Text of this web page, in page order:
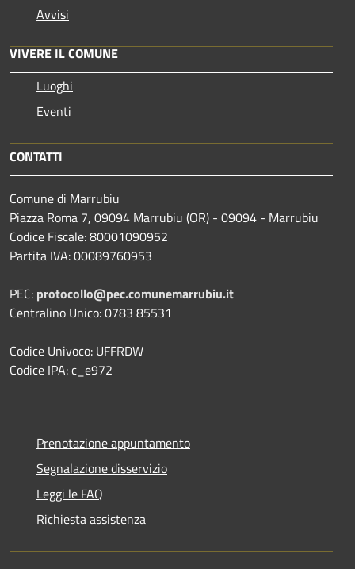
Avvisi
VIVERE IL COMUNE
Luoghi
Eventi
CONTATTI
Comune di Marrubiu
Piazza Roma 7, 09094 Marrubiu (OR) - 09094 - Marrubiu
Codice Fiscale: 80001090952
Partita IVA: 00089760953
PEC: protocollo@pec.comunemarrubiu.it
Centralino Unico: 0783 85531
Codice Univoco: UFFRDW
Codice IPA: c_e972
Prenotazione appuntamento
Segnalazione disservizio
Leggi le FAQ
Richiesta assistenza